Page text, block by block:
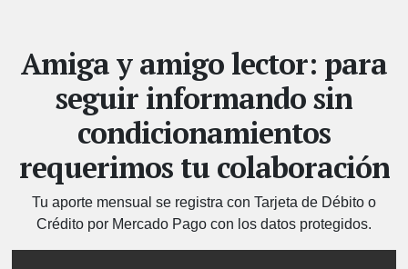
Amiga y amigo lector: para
seguir informando sin
condicionamientos
requerimos tu colaboración
Tu aporte mensual se registra con Tarjeta de Débito o
Crédito por Mercado Pago con los datos protegidos.